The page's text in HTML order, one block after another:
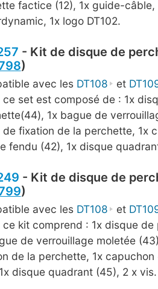
factice (12), 1x guide-câble,
1x logo DT102.
- Kit de disque de
)
avec les DT108 et
ce set est composé de : 1x
1x bague de
de fixation de la perchette, 1x
fendu (42), 1x disque
- Kit de disque de
)
avec les DT108 et
ce kit comprend : 1x disque
de verrouillage moletée
de la perchette, 1x
disque quadrant (45), 2 x vis.